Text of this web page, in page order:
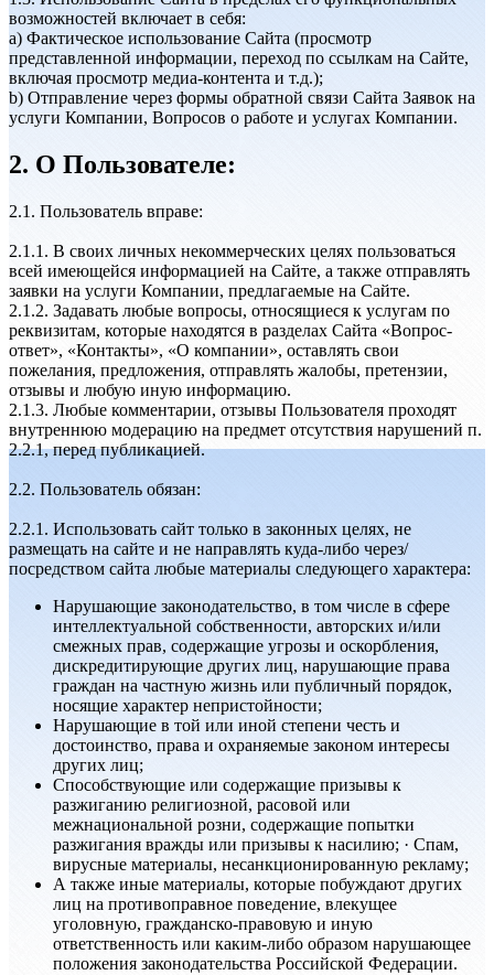
возможностей включает в себя:
a) Фактическое использование Сайта (просмотр
представленной информации, переход по ссылкам на Сайте,
включая просмотр медиа-контента и т.д.);
b) Отправление через формы обратной связи Сайта Заявок на
услуги Компании, Вопросов о работе и услугах Компании.
2. О Пользователе:
2.1. Пользователь вправе:
2.1.1. В своих личных некоммерческих целях пользоваться
всей имеющейся информацией на Сайте, а также отправлять
заявки на услуги Компании, предлагаемые на Сайте.
2.1.2. Задавать любые вопросы, относящиеся к услугам по
реквизитам, которые находятся в разделах Сайта «Вопрос-
ответ», «Контакты», «О компании», оставлять свои
пожелания, предложения, отправлять жалобы, претензии,
отзывы и любую иную информацию.
2.1.3. Любые комментарии, отзывы Пользователя проходят
внутреннюю модерацию на предмет отсутствия нарушений п.
2.2.1, перед публикацией.
2.2. Пользователь обязан:
2.2.1. Использовать сайт только в законных целях, не
размещать на сайте и не направлять куда-либо через/
посредством сайта любые материалы следующего характера:
Нарушающие законодательство, в том числе в сфере
интеллектуальной собственности, авторских и/или
смежных прав, содержащие угрозы и оскорбления,
дискредитирующие других лиц, нарушающие права
граждан на частную жизнь или публичный порядок,
носящие характер непристойности;
Нарушающие в той или иной степени честь и
достоинство, права и охраняемые законом интересы
других лиц;
Способствующие или содержащие призывы к
разжиганию религиозной, расовой или
межнациональной розни, содержащие попытки
разжигания вражды или призывы к насилию; · Спам,
вирусные материалы, несанкционированную рекламу;
А также иные материалы, которые побуждают других
лиц на противоправное поведение, влекущее
уголовную, гражданско-правовую и иную
ответственность или каким-либо образом нарушающее
положения законодательства Российской Федерации.